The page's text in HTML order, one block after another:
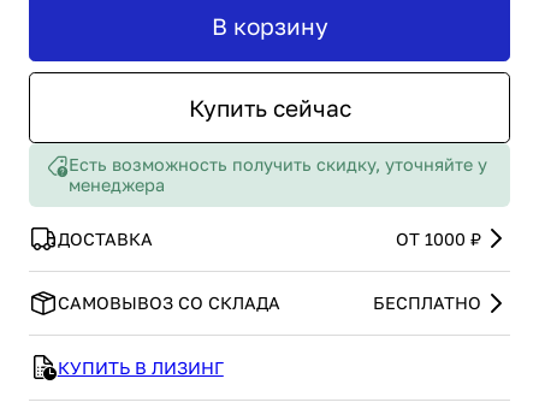
Купить сейчас
В корзину
Есть возможность получить скидку, уточняйте у
менеджера
ДОСТАВКА ОТ 1000 ₽
САМОВЫВОЗ СО СКЛАДА БЕСПЛАТНО
КУПИТЬ В ЛИЗИНГ